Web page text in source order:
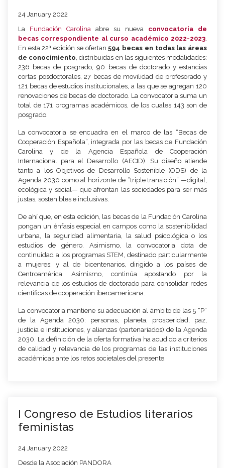
24 January 2022
La Fundación Carolina abre su nueva convocatoria de
becas correspondiente al curso académico 2022-2023.
En esta 22ª edición se ofertan594 becas en todas las áreas
de conocimiento, distribuidas en las siguientes modalidades:
236 becas de posgrado, 90 becas de doctorado y estancias
cortas posdoctorales, 27 becas de movilidad de profesorado y
121 becas de estudios institucionales, a las que se agregan 120
renovaciones de becas de doctorado. La convocatoria suma un
total de 171 programas académicos, de los cuales 143 son de
posgrado.
La convocatoria se encuadra en el marco de las “Becas de
Cooperación Española”, integrada por las becas de Fundación
Carolina y de la Agencia Española de Cooperación
Internacional para el Desarrollo (AECID). Su diseño atiende
tanto a los Objetivos de Desarrollo Sostenible (ODS) de la
Agenda 2030 como al horizonte de “triple transición” —digital,
ecológica y social— que afrontan las sociedades para ser más
justas, sostenibles e inclusivas.
De ahí que, en esta edición, las becas de la Fundación Carolina
pongan un énfasis especial en campos como la sostenibilidad
urbana, la seguridad alimentaria, la salud psicológica o los
estudios de género. Asimismo, la convocatoria dota de
continuidad a los programas STEM, destinado particularmente
a mujeres; y al de bicentenarios, dirigido a los países de
Centroamérica. Asimismo, continúa apostando por la
relevancia de los estudios de doctorado para consolidar redes
científicas de cooperación iberoamericana.
La convocatoria mantiene su adecuación al ámbito de las 5 “P”
de la Agenda 2030: personas, planeta, prosperidad, paz,
justicia e instituciones, y alianzas (partenariados) de la Agenda
2030. La definición de la oferta formativa ha acudido a criterios
de calidad y relevancia de los programas de las instituciones
académicas ante los retos societales del presente.
I Congreso de Estudios literarios
feministas
24 January 2022
Desde la Asociación PANDORA